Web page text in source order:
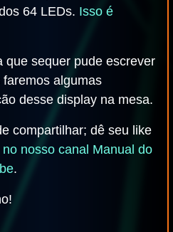
64 LEDs. Isso é
que sequer pude escrever
algumas
desse display na mesa.
compartilhar; dê seu like
no nosso canal Manual do
.